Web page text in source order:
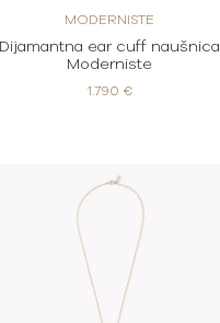
MODERNISTE
Dijamantna ear cuff naušnica
Moderniste
1.790 €